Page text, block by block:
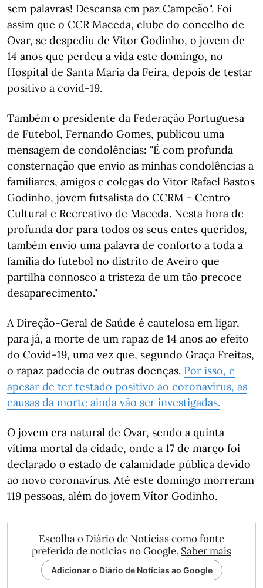
sem palavras! Descansa em paz Campeão". Foi
assim que o CCR Maceda, clube do concelho de
Ovar, se despediu de Vítor Godinho, o jovem de
14 anos que perdeu a vida este domingo, no
Hospital de Santa Maria da Feira, depois de testar
positivo a covid-19.
Também o presidente da Federação Portuguesa
de Futebol, Fernando Gomes, publicou uma
mensagem de condolências: "É com profunda
consternação que envio as minhas condolências a
familiares, amigos e colegas do Vitor Rafael Bastos
Godinho, jovem futsalista do CCRM - Centro
Cultural e Recreativo de Maceda. Nesta hora de
profunda dor para todos os seus entes queridos,
também envio uma palavra de conforto a toda a
família do futebol no distrito de Aveiro que
partilha connosco a tristeza de um tão precoce
desaparecimento."
A Direção-Geral de Saúde é cautelosa em ligar,
para já, a morte de um rapaz de 14 anos ao efeito
do Covid-19, uma vez que, segundo Graça Freitas,
o rapaz padecia de outras doenças. Por isso, e
apesar de ter testado positivo ao coronavírus, as
causas da morte ainda vão ser investigadas.
O jovem era natural de Ovar, sendo a quinta
vítima mortal da cidade, onde a 17 de março foi
declarado o estado de calamidade pública devido
ao novo coronavírus. Até este domingo morreram
119 pessoas, além do jovem Vítor Godinho.
Escolha o Diário de Notícias como fonte
preferida de notícias no Google. Saber mais
Adicionar o Diário de Notícias ao Google